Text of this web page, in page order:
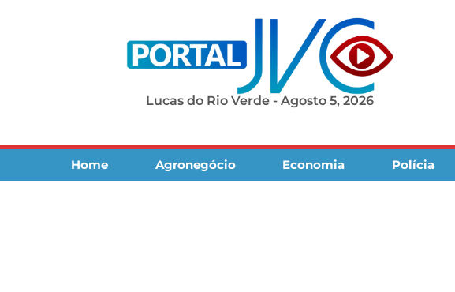
Lucas do Rio Verde - Agosto 5, 2026
Home Agronegócio Economia Polícia